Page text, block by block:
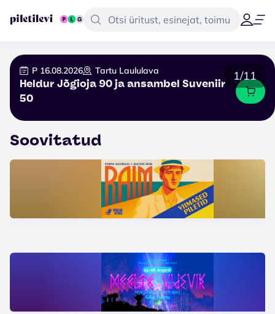
1/11
P 16.08.2026 Tartu Laululava
Heldur Jõgioja 90 ja ansambel Suveniir
50
Soovitatud